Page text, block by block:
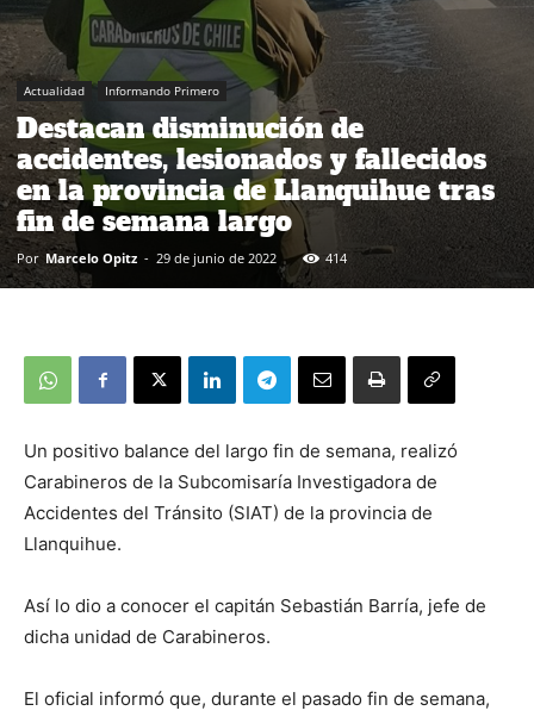
Actualidad Informando Primero
Destacan disminución de
accidentes, lesionados y fallecidos
en la provincia de Llanquihue tras
fin de semana largo
Por Marcelo Opitz - 29 de junio de 2022 414
Un positivo balance del largo fin de semana, realizó
Carabineros de la Subcomisaría Investigadora de
Accidentes del Tránsito (SIAT) de la provincia de
Llanquihue.
Así lo dio a conocer el capitán Sebastián Barría, jefe de
dicha unidad de Carabineros.
El oficial informó que, durante el pasado fin de semana,